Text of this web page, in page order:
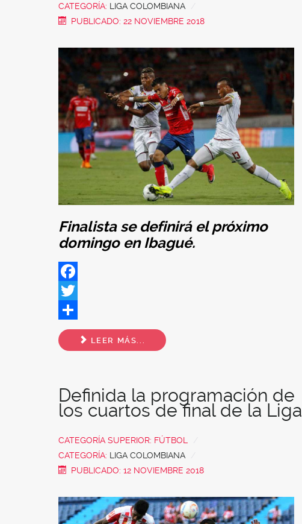
CATEGORÍA: LIGA COLOMBIANA
PUBLICADO: 22 NOVIEMBRE 2018
Finalista se definirá el próximo
domingo en Ibagué.
Facebook
Twitter
Share
LEER MÁS...
Definida la programación de
los cuartos de final de la Liga
CATEGORÍA SUPERIOR: FÚTBOL
CATEGORÍA: LIGA COLOMBIANA
PUBLICADO: 12 NOVIEMBRE 2018